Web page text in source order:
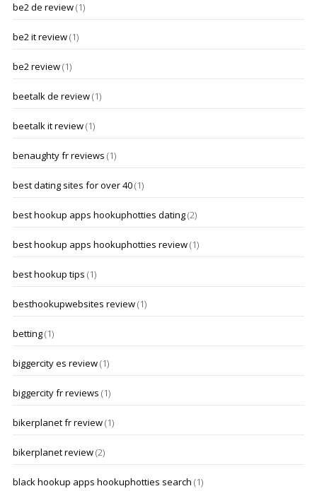
be2 de review(1)
be2 it review(1)
be2 review(1)
beetalk de review(1)
beetalk it review(1)
benaughty fr reviews (1)
best dating sites for over 40(1)
best hookup apps hookuphotties dating(2)
best hookup apps hookuphotties review(1)
best hookup tips (1)
besthookupwebsites review(1)
betting(1)
biggercity es review(1)
biggercity fr reviews (1)
bikerplanet fr review(1)
bikerplanet review(2)
black hookup apps hookuphotties search (1)